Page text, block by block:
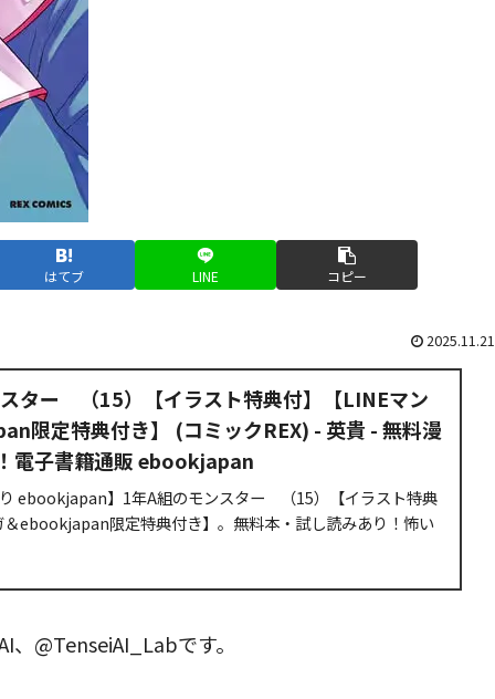
はてブ LINE コピー
2025.11.21
ター （15）【イラスト特典付】【LINEマン
限定特典付き】 (コミックREX) - 英貴 - 無料漫
電子書籍通販 ebookjapan
り ebookjapan】1年A組のモンスター （15）【イラスト特典
ebookjapan限定特典付き】。無料本・試し読みあり！怖い
@TenseiAI_Labです。